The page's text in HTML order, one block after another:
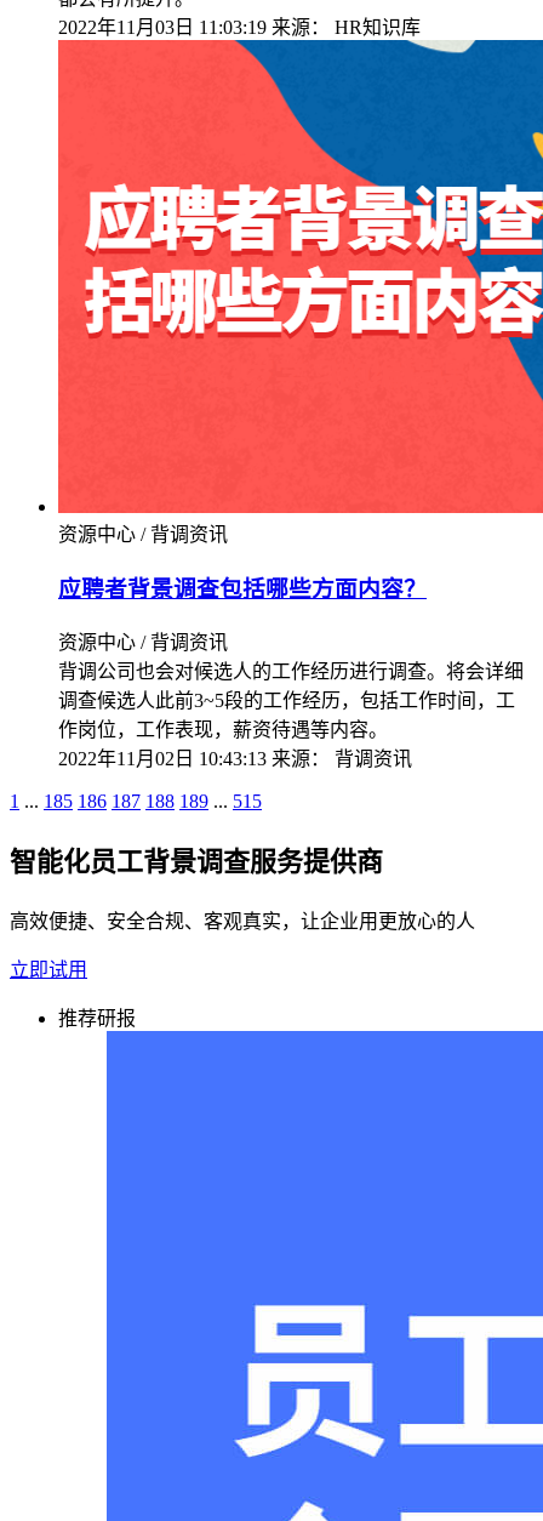
2022年11月03日 11:03:19 来源： HR知识库
资源中心 / 背调资讯
应聘者背景调查包括哪些方面内容？
资源中心 / 背调资讯
背调公司也会对候选人的工作经历进行调查。将会详细
调查候选人此前3~5段的工作经历，包括工作时间，工
作岗位，工作表现，薪资待遇等内容。
2022年11月02日 10:43:13 来源： 背调资讯
1 ... 185 186 187 188 189 ... 515
智能化员工背景调查服务提供商
高效便捷、安全合规、客观真实，让企业用更放心的人
立即试用
推荐研报